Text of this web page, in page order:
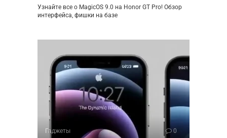
Узнайте все о MagicOS 9.0 на Honor GT Pro! Обзор
интерфейса, фишки на базе
Гаджеты 0